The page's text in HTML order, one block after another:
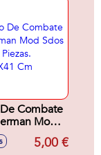
Combate
Mod
12 Piezas.
Cm
5,00 €